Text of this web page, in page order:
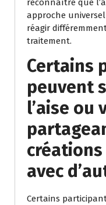
reconnaître que
approche
réagir
traitement.
Certains
peuvent
l’aise ou
avec
Certains